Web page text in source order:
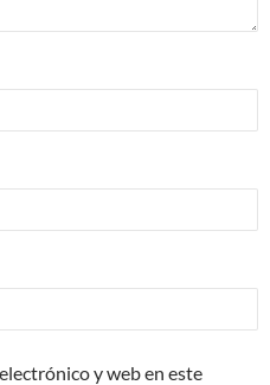
y web en este